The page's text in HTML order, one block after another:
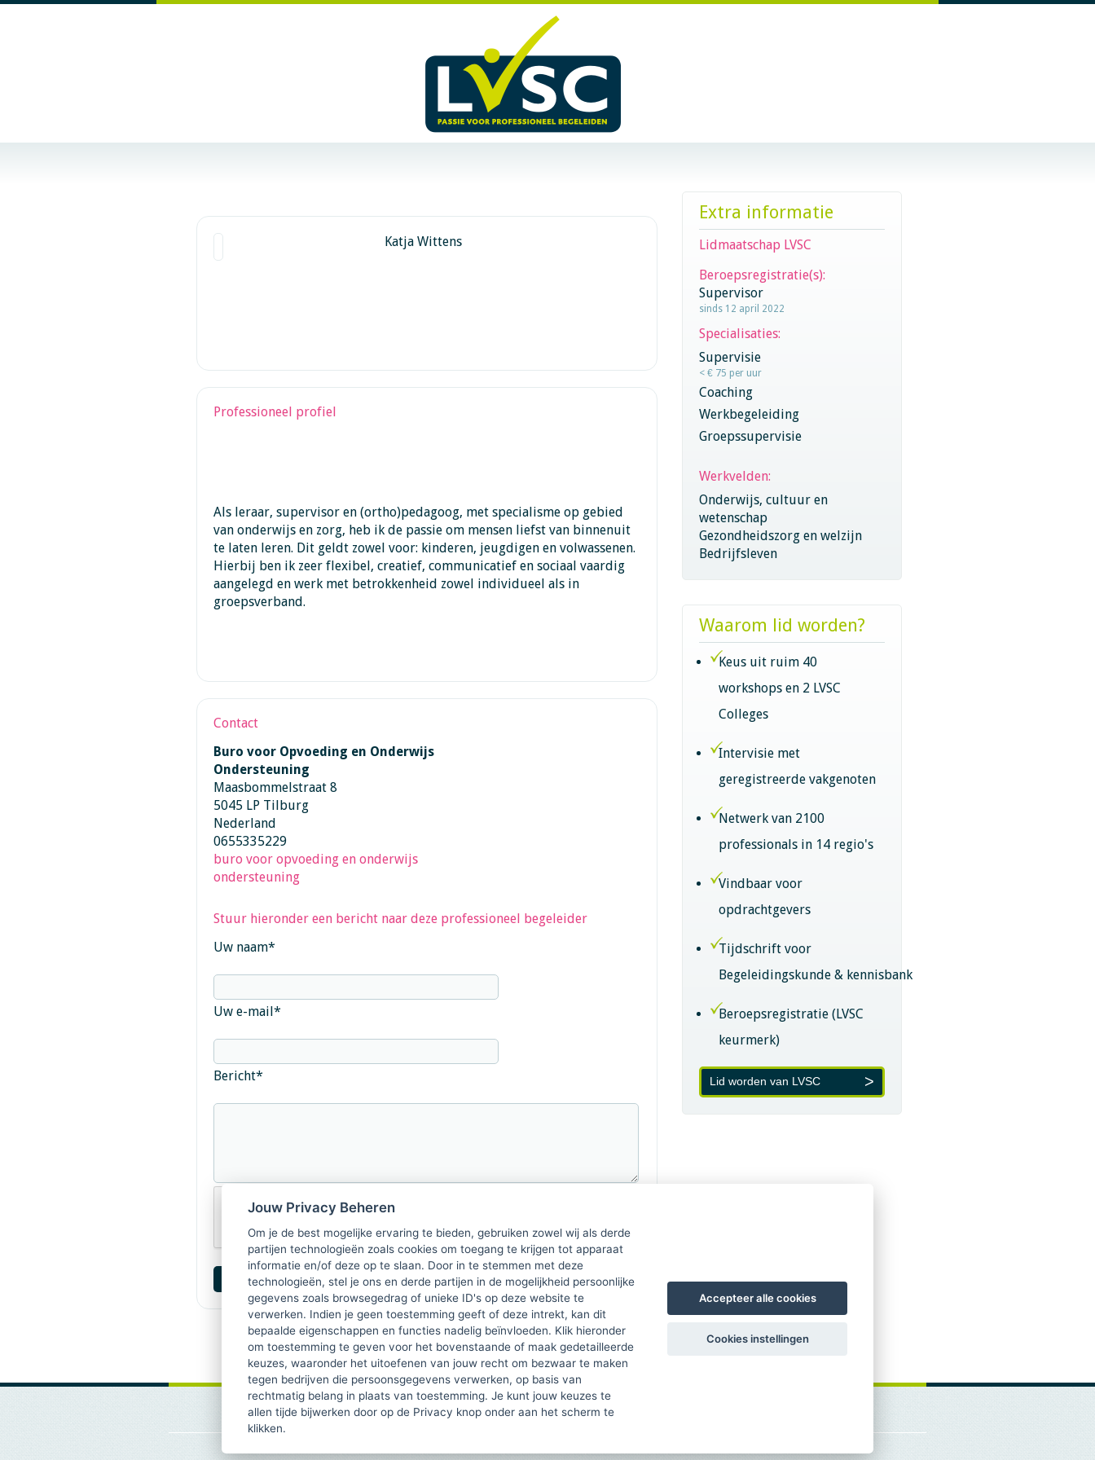
Katja Wittens
Professioneel profiel
Als leraar, supervisor en (ortho)pedagoog, met specialisme op gebied
van onderwijs en zorg, heb ik de passie om mensen liefst van binnenuit
te laten leren. Dit geldt zowel voor: kinderen, jeugdigen en volwassenen.
Hierbij ben ik zeer flexibel, creatief, communicatief en sociaal vaardig
aangelegd en werk met betrokkenheid zowel individueel als in
groepsverband.
Contact
Buro voor Opvoeding en Onderwijs
Ondersteuning
Maasbommelstraat 8
5045 LP Tilburg
Nederland
0655335229
buro voor opvoeding en onderwijs
ondersteuning
Stuur hieronder een bericht naar deze professioneel begeleider
Uw naam*
Uw e-mail*
Bericht*
Extra informatie
Lidmaatschap LVSC
Beroepsregistratie(s):
Supervisor
sinds 12 april 2022
Specialisaties:
Supervisie
< € 75 per uur
Coaching
Werkbegeleiding
Groepssupervisie
Werkvelden:
Onderwijs, cultuur en
wetenschap
Gezondheidszorg en welzijn
Bedrijfsleven
Waarom lid worden?
Keus uit ruim 40
workshops en 2 LVSC
Colleges
Intervisie met
geregistreerde vakgenoten
Netwerk van 2100
professionals in 14 regio's
Vindbaar voor
opdrachtgevers
Tijdschrift voor
Begeleidingskunde & kennisbank
Beroepsregistratie (LVSC
keurmerk)
Lid worden van LVSC
Jouw Privacy Beheren
Om je de best mogelijke ervaring te bieden, gebruiken zowel wij als derde
partijen technologieën zoals cookies om toegang te krijgen tot apparaat
informatie en/of deze op te slaan. Door in te stemmen met deze
technologieën, stel je ons en derde partijen in de mogelijkheid persoonlijke
gegevens zoals browsegedrag of unieke ID's op deze website te
verwerken. Indien je geen toestemming geeft of deze intrekt, kan dit
bepaalde eigenschappen en functies nadelig beïnvloeden. Klik hieronder
om toestemming te geven voor het bovenstaande of maak gedetailleerde
keuzes, waaronder het uitoefenen van jouw recht om bezwaar te maken
tegen bedrijven die persoonsgegevens verwerken, op basis van
rechtmatig belang in plaats van toestemming. Je kunt jouw keuzes te
allen tijde bijwerken door op de Privacy knop onder aan het scherm te
klikken.
Accepteer alle cookies
Cookies instellingen